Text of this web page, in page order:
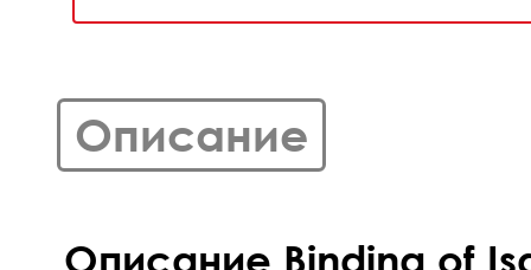
Описание
Описание Binding of